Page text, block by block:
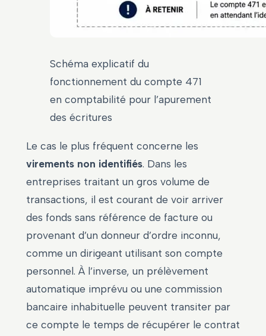
Schéma explicatif du
fonctionnement du compte 471
en comptabilité pour l’apurement
des écritures
Le cas le plus fréquent concerne les
virements non identifiés. Dans les
entreprises traitant un gros volume de
transactions, il est courant de voir arriver
des fonds sans référence de facture ou
provenant d’un donneur d’ordre inconnu,
comme un dirigeant utilisant son compte
personnel. À l’inverse, un prélèvement
automatique imprévu ou une commission
bancaire inhabituelle peuvent transiter par
ce compte le temps de récupérer le contrat